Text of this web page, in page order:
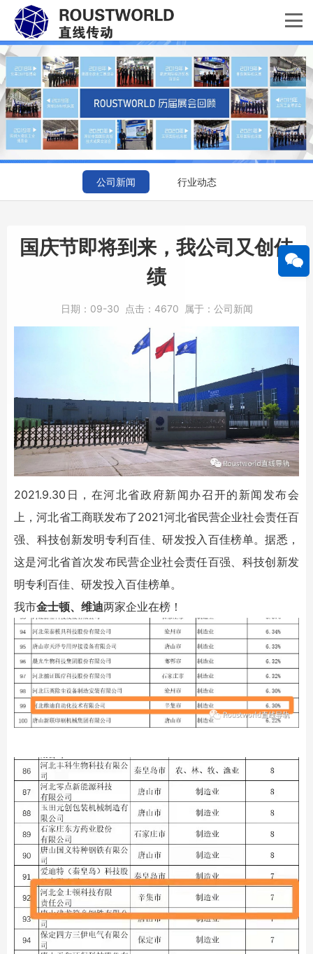
公司新闻 行业动态
国庆节即将到来，我公司又创佳
绩
日期： 09-30 点击： 4670 属于： 公司新闻
2021.9.30日，在河北省政府新闻办召开的新闻发布会
上，河北省工商联发布了2021河北省民营企业社会责任百
强、科技创新发明专利百佳、研发投入百佳榜单。据悉，
这是河北省首次发布民营企业社会责任百强、科技创新发
明专利百佳、研发投入百佳榜单。
我市金士顿、维迪两家企业在榜！